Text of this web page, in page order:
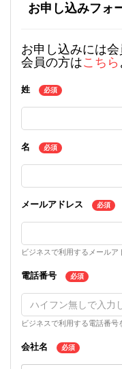
お申し込みフォ
お申し込みには会
会員の方はこちら
姓 必須
名 必須
メールアドレス 必須
ビジネスで利用するメール
電話番号 必須
ビジネスで利用する電話番号
会社名 必須